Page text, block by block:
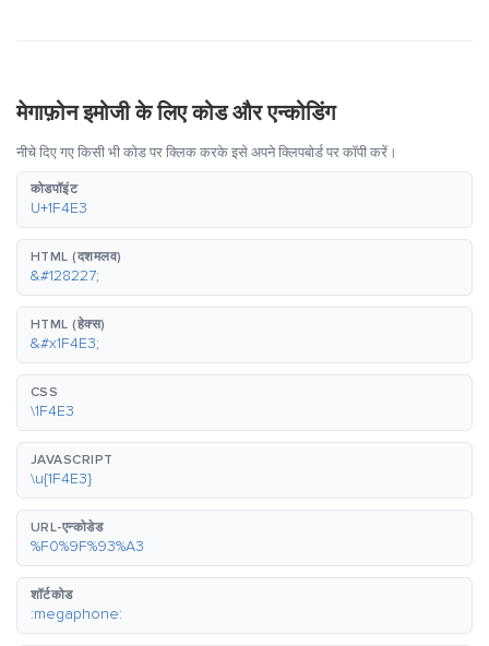
मेगाफ़ोन इमोजी के लिए कोड और एन्कोडिंग
नीचे दिए गए किसी भी कोड पर क्लिक करके इसे अपने क्लिपबोर्ड पर कॉपी करें।
कोडपॉइंट
U+1F4E3
HTML (दशमलव)
&#128227;
HTML (हेक्स)
&#x1F4E3;
CSS
\1F4E3
JAVASCRIPT
\u{1F4E3}
URL-एन्कोडेड
%F0%9F%93%A3
शॉर्टकोड
:megaphone: